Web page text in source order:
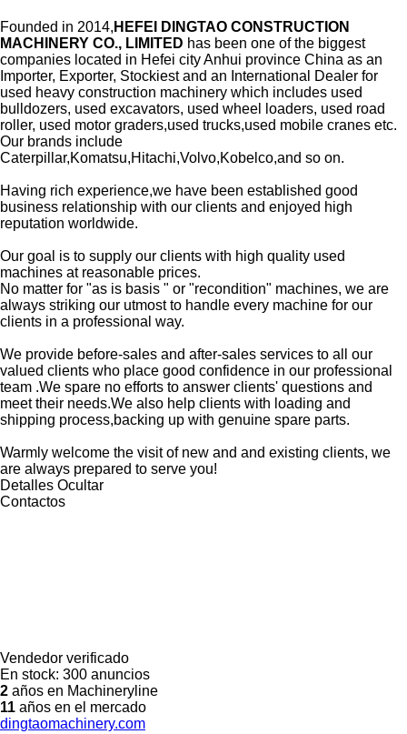
Founded in 2014, HEFEI DINGTAO CONSTRUCTION
MACHINERY CO., LIMITED has been one of the biggest
companies located in Hefei city Anhui province China as an
Importer, Exporter, Stockiest and an International Dealer for
used heavy construction machinery which includes used
bulldozers, used excavators, used wheel loaders, used road
roller, used motor graders,used trucks,used mobile cranes etc.
Our brands include
Caterpillar,Komatsu,Hitachi,Volvo,Kobelco,and so on.
Having rich experience,we have been established good
business relationship with our clients and enjoyed high
reputation worldwide.
Our goal is to supply our clients with high quality used
machines at reasonable prices.
No matter for "as is basis " or "recondition" machines, we are
always striking our utmost to handle every machine for our
clients in a professional way.
We provide before-sales and after-sales services to all our
valued clients who place good confidence in our professional
team .We spare no efforts to answer clients' questions and
meet their needs.We also help clients with loading and
shipping process,backing up with genuine spare parts.
Warmly welcome the visit of new and and existing clients, we
are always prepared to serve you!
Detalles Ocultar
Contactos
Vendedor verificado
En stock: 300 anuncios
2 años en Machineryline
11 años en el mercado
dingtaomachinery.com